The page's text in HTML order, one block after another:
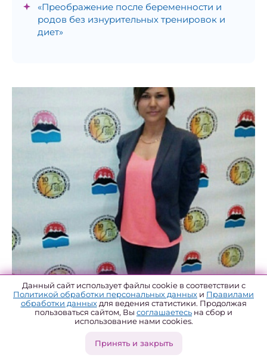
«Преображение после беременности и
родов без изнурительных тренировок и
диет»
Автор проекта
Данный сайт использует файлы cookie в соответствии с
Политикой обработки персональных данных и Правилами
обработки данныхдля ведения статистики. Продолжая
пользоваться сайтом, Вы соглашаетесь на сбор и
использование нами cookies.
Принять и закрыть